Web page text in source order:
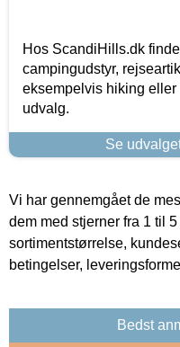
Hos ScandiHills.dk
campingudstyr,
eksempelvis hiking eller
udvalg.
Se
Vi har gennemgået de
dem med stjerner fra 1 til
sortimentstørrelse,
betingelser,
Bedst